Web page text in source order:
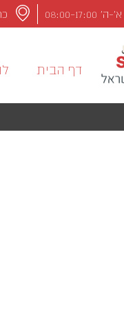
א’-ה’ 08:00-17:00
דף הבית